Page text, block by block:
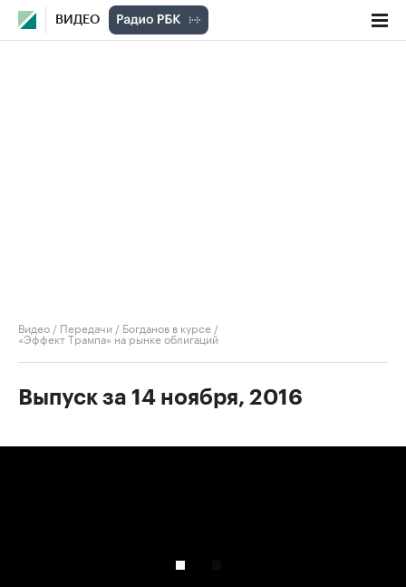
ВИДЕО
Видео / Передачи / Богданов в курсе /
«Эффект Трампа» на рынке облигаций
Выпуск за 14 ноября, 2016